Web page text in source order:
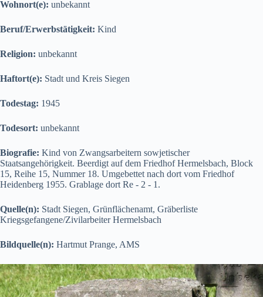
Wohnort(e): unbekannt
Beruf/Erwerbstätigkeit: Kind
Religion: unbekannt
Haftort(e): Stadt und Kreis Siegen
Todestag: 1945
Todesort: unbekannt
Biografie: Kind von Zwangsarbeitern sowjetischer
Staatsangehörigkeit. Beerdigt auf dem Friedhof Hermelsbach, Block
15, Reihe 15, Nummer 18. Umgebettet nach dort vom Friedhof
Heidenberg 1955. Grablage dort Re - 2 - 1.
Quelle(n): Stadt Siegen, Grünflächenamt, Gräberliste
Kriegsgefangene/Zivilarbeiter Hermelsbach
Bildquelle(n): Hartmut Prange, AMS